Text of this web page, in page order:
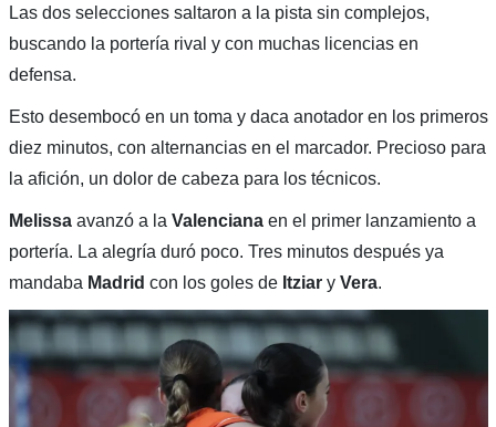
Las dos selecciones saltaron a la pista sin complejos,
buscando la portería rival y con muchas licencias en
defensa.
Esto desembocó en un toma y daca anotador en los primeros
diez minutos, con alternancias en el marcador. Precioso para
la afición, un dolor de cabeza para los técnicos.
Melissaavanzó a la Valencianaen el primer lanzamiento a
portería. La alegría duró poco. Tres minutos después ya
mandaba Madrid con los goles de Itziary Vera.